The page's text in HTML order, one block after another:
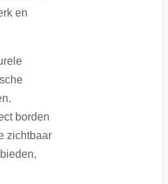
en
borden
zichtbaar